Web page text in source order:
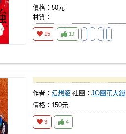
價格：50元
材質：
15 19
作者： 幻想貂 社團： JO團花大錢
價格：150元
3 4